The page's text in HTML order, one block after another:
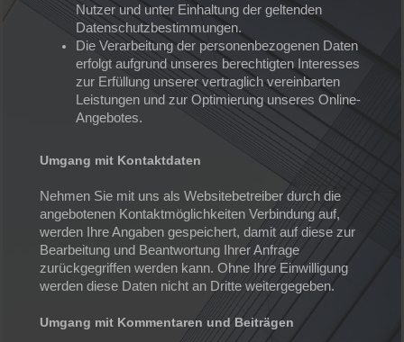
Nutzer und unter Einhaltung der geltenden
Datenschutzbestimmungen.
Die Verarbeitung der personenbezogenen Daten
erfolgt aufgrund unseres berechtigten Interesses
zur Erfüllung unserer vertraglich vereinbarten
Leistungen und zur Optimierung unseres Online-
Angebotes.
Umgang mit Kontaktdaten
Nehmen Sie mit uns als Websitebetreiber durch die
angebotenen Kontaktmöglichkeiten Verbindung auf,
werden Ihre Angaben gespeichert, damit auf diese zur
Bearbeitung und Beantwortung Ihrer Anfrage
zurückgegriffen werden kann. Ohne Ihre Einwilligung
werden diese Daten nicht an Dritte weitergegeben.
Umgang mit Kommentaren und Beiträgen